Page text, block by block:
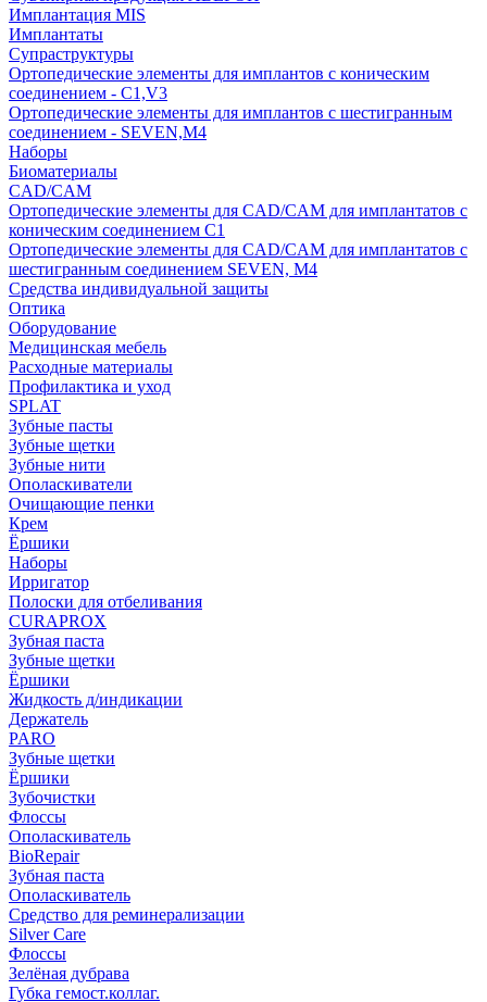
Имплантация MIS
Имплантаты
Супраструктуры
Ортопедические элементы для имплантов с коническим
соединением - C1,V3
Ортопедические элементы для имплантов с шестигранным
соединением - SEVEN,M4
Наборы
Биоматериалы
CAD/CAM
Ортопедические элементы для CAD/CAM для имплантатов с
коническим соединением С1
Ортопедические элементы для CAD/CAM для имплантатов с
шестигранным соединением SEVEN, М4
Средства индивидуальной защиты
Оптика
Оборудование
Медицинская мебель
Расходные материалы
Профилактика и уход
SPLAT
Зубные пасты
Зубные щетки
Зубные нити
Ополаскиватели
Очищающие пенки
Крем
Ёршики
Наборы
Ирригатор
Полоски для отбеливания
CURAPROX
Зубная паста
Зубные щетки
Ёршики
Жидкость д/индикации
Держатель
PARO
Зубные щетки
Ёршики
Зубочистки
Флоссы
Ополаскиватель
BioRepair
Зубная паста
Ополаскиватель
Средство для реминерализации
Silver Care
Флоссы
Зелёная дубрава
Губка гемост.коллаг.